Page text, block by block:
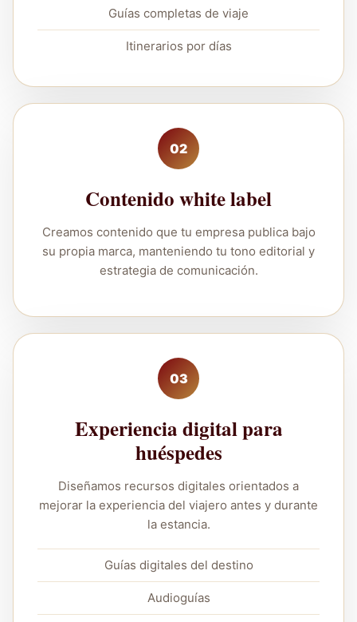
Guías completas de viaje
Itinerarios por días
02
Contenido white label
Creamos contenido que tu empresa publica bajo
su propia marca, manteniendo tu tono editorial y
estrategia de comunicación.
03
Experiencia digital para
huéspedes
Diseñamos recursos digitales orientados a
mejorar la experiencia del viajero antes y durante
la estancia.
Guías digitales del destino
Audioguías